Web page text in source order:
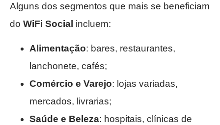
Alguns dos segmentos que mais se beneficiam
do WiFi Social incluem:
Alimentação: bares, restaurantes,
lanchonete, cafés;
Comércio e Varejo: lojas variadas,
mercados, livrarias;
Saúde e Beleza: hospitais, clínicas de